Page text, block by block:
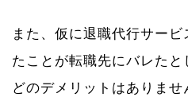
また、仮に退職代行サー
たことが転職先にバレた
どのデメリットはありませ